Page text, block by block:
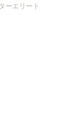
ーエリート